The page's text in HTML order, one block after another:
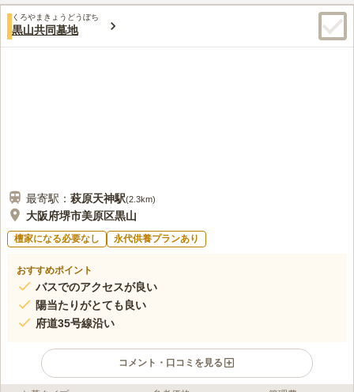
70代男性
墓地の周りには、お供え物や花などを購入するお店屋さんは、全
然ありませんので、行く道中で、買い物をしてから行きます。
口コミの続きを読む
くろやまきょうどうぼち
黒山共同墓地
最寄駅： 萩原天神駅(2.3km)
大阪府堺市美原区黒山
檀家になる必要なし 永代供養プランあり
おすすめポイント
バスでのアクセスが良い
陽当たりがとても良い
府道35号線沿い
コメント・口コミを見る